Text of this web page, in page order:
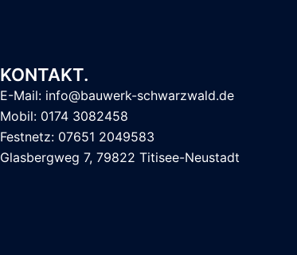
KONTAKT.
E-Mail: info@bauwerk-schwarzwald.de
Mobil: 0174 3082458
Festnetz: 07651 2049583
Glasbergweg 7, 79822 Titisee-Neustadt